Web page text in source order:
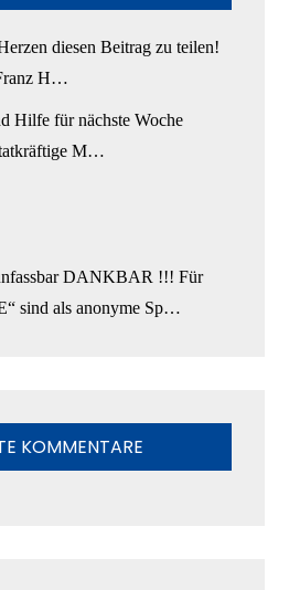
diesen Beitrag zu teilen!
H…
Hilfe für nächste Woche
tatkräftige M…
DANKBAR !!! Für
sind als anonyme Sp…
KOMMENTARE